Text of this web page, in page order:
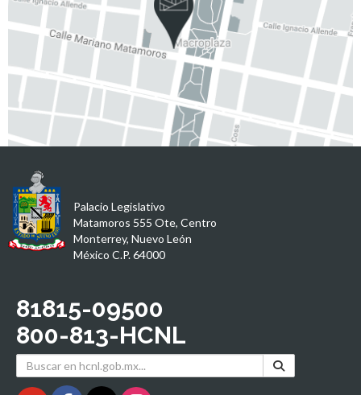
Palacio Legislativo
Matamoros 555 Ote, Centro
Monterrey, Nuevo León
México C.P. 64000
81815-09500
800-813-HCNL